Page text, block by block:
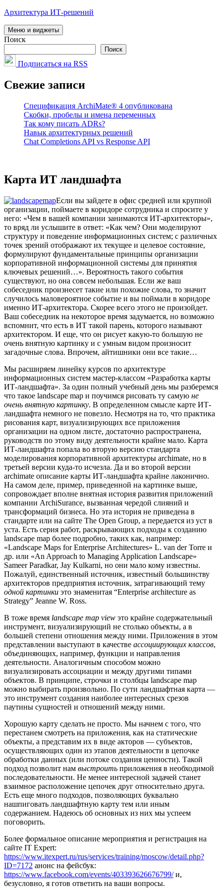
Перейти
содержимому
Архитектура ИТ-решений
Меню и виджеты
Поиск
Поиск
Подписаться на RSS
Свежие записи
Спецификация ArchiMate® 4 опубликована
Скобки, пробелы и имена переменных
Так кому писать ADRs?
Навык архитектурных решений
Chat Completions API vs Response API
Карта ИТ ландшафта
Если вы зайдете в офис средней или крупной
организации, поймаете в коридоре сотрудника и спросите у
него: «Чем в вашей компании занимаются ИТ-архитекторы»,
то вряд ли услышите в ответ: «Как чем? Они моделируют
структуру и поведение информационных систем; с различных
точек зрений отображают их текущее и целевое состояние,
формулируют фундаментальные принципы организации
корпоративной информационной системы для принятия
ключевых решений…». Вероятность такого события
существуют, но она совсем небольшая. Если же ваш
собеседник произнесет такие или похожие слова, то значит
случилось маловероятное событие и вы поймали в коридоре
именно ИТ-архитектора. Скорее всего этого не произойдет.
Ваш собеседник на некоторое время задумается, но возможно
вспомнит, что есть в ИТ такой парень, которого называют
архитектором. И еще, что он рисует какую-то большую не
очень внятную картинку и с умным видом произносит
загадочные слова. Впрочем, айтишники они все такие…
Мы расширяем линейку курсов по архитектуре
информационных систем мастер-классом «Разработка карты
ИТ-ландшафта». За один полный учебный день мы разберемся
что такое landscape map и поучимся рисовать ту самую не
очень внятную картинку. В определенном смысле карте ИТ-
ландшафта немного не повезло. Несмотря на то, что практика
рисования карт, визуализирующих все приложения
организации на одном листе, достаточно распространена,
руководств по этому виду деятельности крайне мало. Карта
ИТ-ландшафта попала во вторую версию стандарта
моделирования корпоративной архитектуры archimate, но в
третьей версии куда-то исчезла. Да и во второй версии
archimate описание карты ИТ-ландшафта крайне лаконично.
На самом деле, пример, приведенной на картинке выше,
сопровождает вполне внятная история развития приложений
компании ArchiSurance, вызванная чередой слияний и
трансформаций бизнеса. Но эта история не приведена в
стандарте или на сайте The Open Group, а передается из уст в
уста. Есть серия работ, раскрывающих подходы к созданию
landscape map более подробно, таких как, например:
«Landscape Maps for Enterprise Architectures» L. van der Torre и
др. или «An Approach to Managing Application Landscape»
Sameer Paradkar, Jay Kulkarni, но они мало кому известны.
Пожалуй, единственный источник, известный большинству
архитекторов предприятия источник, затрагивающий тему
одной картинки это знаменитая “Enterprise architecture as
Strategy” Jeanne W. Ross.
В тоже время landscape map view это крайне содержательный
инструмент, визуализирующий не столько объекты, а в
большей степени отношения между ними. Приложения в этом
представлении выступают в качестве ассоциирующих классов,
объединяющих, например, функции и направления
деятельности. Аналогичным способом можно
визуализировать ассоциации и между другими типами
объектов. В принципе, строчки и столбцы landscape map
можно выбирать произвольно. По сути ландшафтная карта —
это инструмент создания наиболее интересных срезов
паутины сущностей и отношений между ними.
Хорошую карту сделать не просто. Мы начнем с того, что
перестанем смотреть на приложения, как на статические
объекты, а представим их в виде акторов — субъектов,
осуществляющих один из этапов деятельности в цепочке
обработки данных (или потоке создания ценности). Такой
подход позволит нам выстроить приложения в необходимой
последовательности. Не менее интересной задачей станет
взаимное расположение цепочек друг относительно друга.
Есть еще много подходов, позволяющих буквально
нашпиговать ландшафтную карту тем или иным
содержанием. Надеюсь об основных из них мы успеем
поговорить.
Более формальное описание мероприятия и регистрация на
сайте IT Expert:
https://www.itexpert.ru/rus/services/training/moscow/detail.php?
ID=7172 анонс на фейсбук:
https://www.facebook.com/events/403393626676799/и,
безусловно, я готов ответить на ваши вопросы.